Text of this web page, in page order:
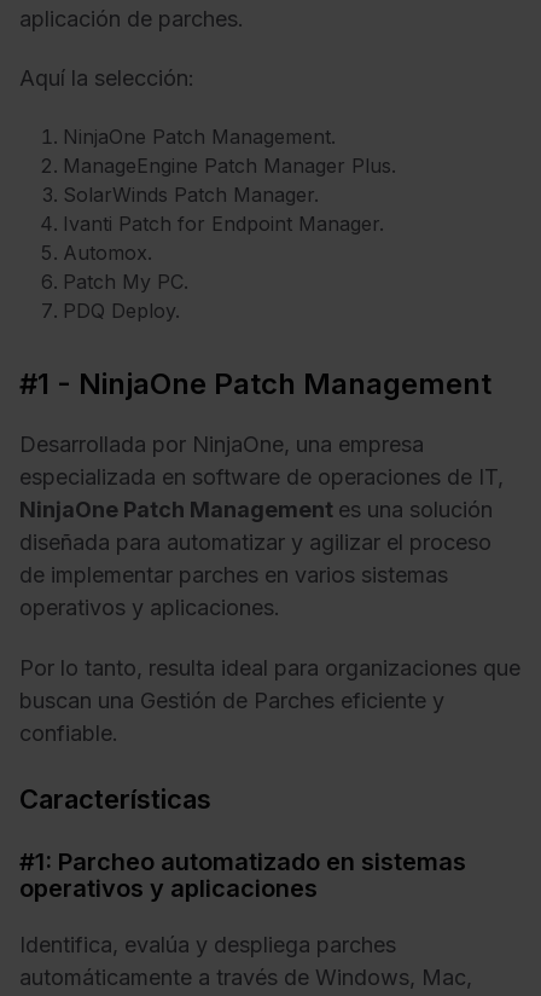
aplicación de parches.
Aquí la selección:
NinjaOne Patch Management.
ManageEngine Patch Manager Plus.
SolarWinds Patch Manager.
Ivanti Patch for Endpoint Manager.
Automox.
Patch My PC.
PDQ Deploy.
#1 - NinjaOne Patch Management
Desarrollada por NinjaOne, una empresa
especializada en software de operaciones de IT,
NinjaOne Patch Management es una solución
diseñada para automatizar y agilizar el proceso
de implementar parches en varios sistemas
operativos y aplicaciones.
Por lo tanto, resulta ideal para organizaciones que
buscan una Gestión de Parches eficiente y
confiable.
Características
#1: Parcheo automatizado en sistemas
operativos y aplicaciones
Identifica, evalúa y despliega parches
automáticamente a través de Windows, Mac,